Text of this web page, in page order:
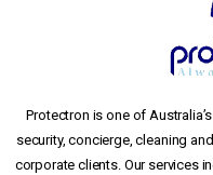
Protectron is one of
security, concierge, cleaning
corporate clients. Our services